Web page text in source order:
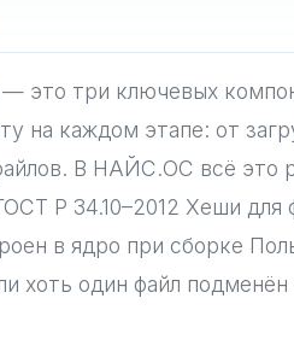
— это три ключевых
на каждом этапе: от
В НАЙС.ОС всё это
Р 34.10–2012 Хеши
в ядро при сборке
хоть один файл